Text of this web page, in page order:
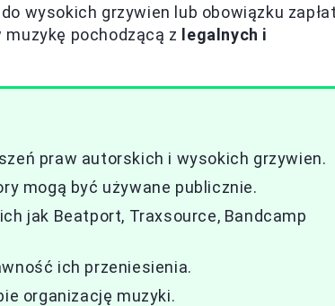
wysokich grzywien lub obowiązku
muzykę pochodzącą z
legalnych i
praw autorskich i wysokich grzywien.
mogą być używane publicznie.
jak Beatport, Traxsource, Bandcamp
ich przeniesienia.
organizację muzyki.